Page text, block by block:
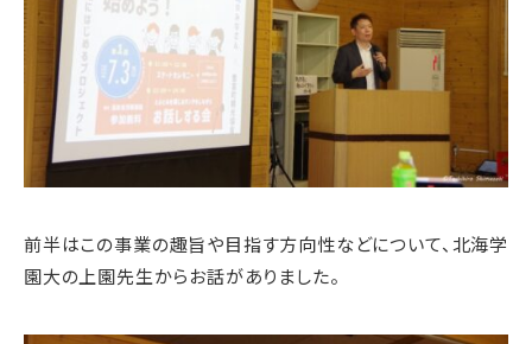
前半はこの事業の趣旨や目指す方向性などについて、北海学
園大の上園先生からお話がありました。